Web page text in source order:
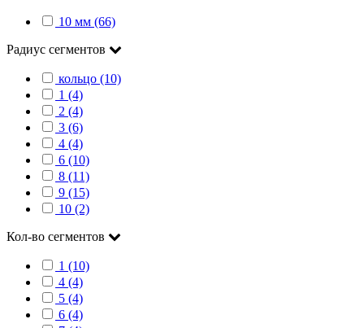
10 мм (66)
Радиус сегментов
кольцо (10)
1 (4)
2 (4)
3 (6)
4 (4)
6 (10)
8 (11)
9 (15)
10 (2)
Кол-во сегментов
1 (10)
4 (4)
5 (4)
6 (4)